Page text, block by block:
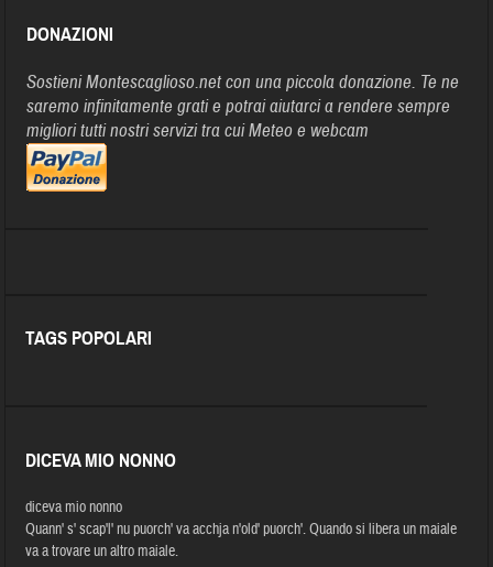
DONAZIONI
Sostieni Montescaglioso.net con una piccola donazione. Te ne
saremo infinitamente grati e potrai aiutarci a rendere sempre
migliori tutti nostri servizi tra cui Meteo e webcam
TAGS POPOLARI
DICEVA MIO NONNO
diceva mio nonno
Quann' s' scap'l' nu puorch' va acchja n'old' puorch'. Quando si libera un maiale
va a trovare un altro maiale.